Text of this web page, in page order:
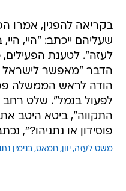
בקריאה להפגין, אמרו
שעליהם ייכתב: "היי,
לעזה". לטענת הפעילים,
הדבר "מאפשר לישראל
הודה לראש הממשלה
לפעול בנמל". שלט רחב
התקווה", ביטא היטב
פוסידון או נתניהו?",
משט לעזה יוון חמאס בנימין